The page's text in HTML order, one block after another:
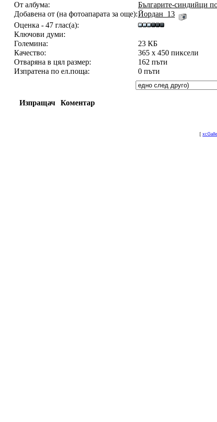
От албума:
Българите-синдийци
Добавена от (на фотоапарата за още):Йордан_13
Оценка - 47 глас(а):
Ключови думи:
Големина:
23 КБ
Качество:
365 x 450 пиксели
Отваряна в цял размер:
162 пъти
Изпратена по ел.поща:
0 пъти
Изпращач Коментар
[